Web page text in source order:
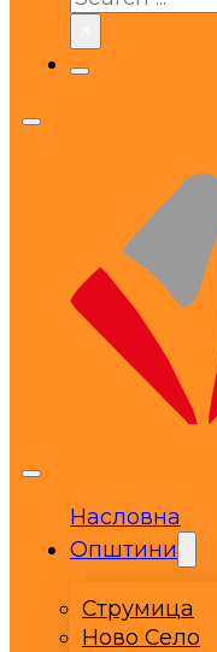
Насловна
Општини
Струмица
Ново Село